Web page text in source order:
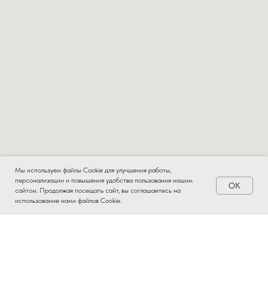
Мы используем файлы Cookie для улучшения работы,
персонализации и повышения удобства пользования нашим
сайтом. Продолжая посещать сайт, вы соглашаетесь на
использование нами файлов Cookie.
OK